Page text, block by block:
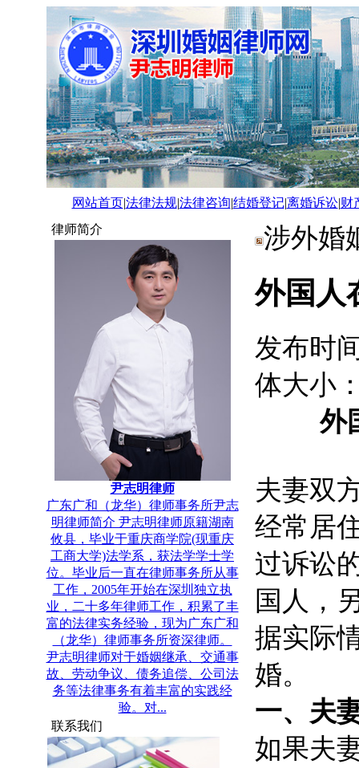
网站首页|法律法规|法律咨询|结婚登记|离婚诉讼|财
律师简介
尹志明律师
广东广和（龙华）律师事务所尹志
明律师简介 尹志明律师原籍湖南
攸县，毕业于重庆商学院(现重庆
工商大学)法学系，获法学学士学
位。毕业后一直在律师事务所从事
工作，2005年开始在深圳独立执
业，二十多年律师工作，积累了丰
富的法律实务经验，现为广东广和
（龙华）律师事务所资深律师。
尹志明律师对于婚姻继承、交通事
故、劳动争议、债务追偿、公司法
务等法律事务有着丰富的实践经
验。对...
联系我们
涉外婚
外国人
发布时
体大小
外
夫妻双
经常居
过诉讼
国人，
据实际
婚。
一、夫
如果夫